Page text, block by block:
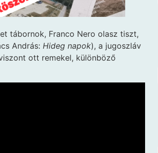
tábornok, Franco Nero olasz tiszt,
András: Hideg napok), a jugoszláv
ott remekel, különböző